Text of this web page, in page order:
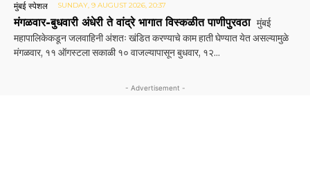
मुंबई स्पेशल SUNDAY, 9 AUGUST 2026, 20:37
मंगळवार-बुधवारी अंधेरी ते वांद्रे भागात विस्कळीत पाणीपुरवठा मुंबई
महापालिकेकडून जलवाहिनी अंशतः खंडित करण्याचे काम हाती घेण्यात येत असल्यामुळे
मंगळवार, ११ ऑगस्‍टला सकाळी १० वाजल्यापासून बुधवार, १२...
- Advertisement -